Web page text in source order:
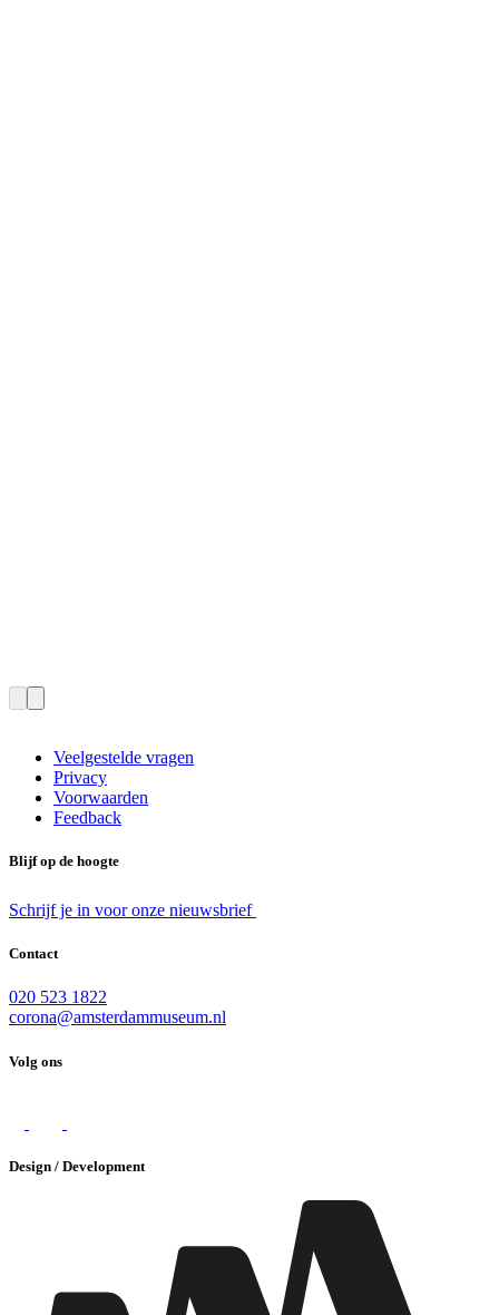
Veelgestelde vragen
Privacy
Voorwaarden
Feedback
Blijf op de hoogte
Schrijf je in voor onze nieuwsbrief
Contact
020 523 1822
corona@amsterdammuseum.nl
Volg ons
Design / Development